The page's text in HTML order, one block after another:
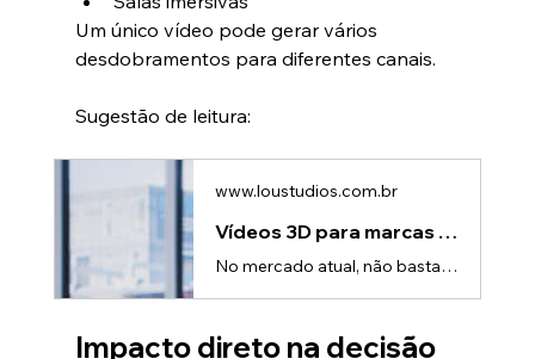
Um único vídeo pode gerar vários
desdobramentos para diferentes canais.
Sugestão de leitura:
www.loustudios.com.br
Vídeos 3D para marcas inovadoras: Autoridade e credibilidade
No mercado atual, não basta ser inovador — é preciso parecer inovador.A percepção que o público tem da sua marca influencia diretamente confiança, valor percebido e decisão de compra.É nesse cenário que os vídeos 3D se tornaram uma ferramenta poderosa para empresas que querem comunicar tecnologia, autoridade e domínio técnico de forma clara e impactante.Percepção de marca: por que ela importa tantoAntes de confiar em um produto ou serviço, o cliente avalia sinais como: • Qualidade da comunicação
Impacto direto na decisão